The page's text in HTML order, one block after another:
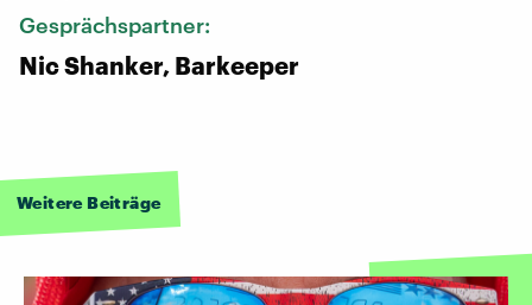
Gesprächspartner:
Nic Shanker, Barkeeper
Weitere Beiträge